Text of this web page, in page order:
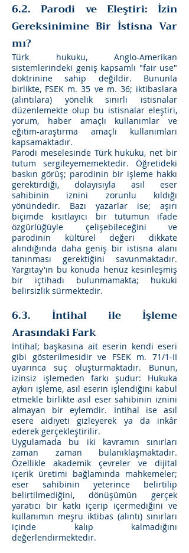
6.2. Parodi ve Eleştiri: İzin
Gereksinimine Bir İstisna Var
mı?
Türk hukuku, Anglo-Amerikan
sistemlerindeki geniş kapsamlı "fair use"
doktrinine sahip değildir. Bununla
birlikte, FSEK m. 35 ve m. 36; iktibaslara
(alıntılara) yönelik sınırlı istisnalar
düzenlemekte olup bu istisnalar eleştiri,
yorum, haber amaçlı kullanımlar ve
eğitim-araştırma amaçlı kullanımları
kapsamaktadır.
Parodi meselesinde Türk hukuku, net bir
tutum sergileyememektedir. Öğretideki
baskın görüş; parodinin bir işleme hakkı
gerektirdiği, dolayısıyla asıl eser
sahibinin iznini zorunlu kıldığı
yönündedir. Bazı yazarlar ise; aşırı
biçimde kısıtlayıcı bir tutumun ifade
özgürlüğüyle çelişebileceğini ve
parodinin kültürel değeri dikkate
alındığında daha geniş bir istisna alanı
tanınması gerektiğini savunmaktadır.
Yargıtay'ın bu konuda henüz kesinleşmiş
bir içtihadı bulunmamakta; hukuki
belirsizlik sürmektedir.
6.3. İntihal ile İşleme
Arasındaki Fark
İntihal; başkasına ait eserin kendi eseri
gibi gösterilmesidir ve FSEK m. 71/1-II
uyarınca suç oluşturmaktadır. Bunun,
izinsiz işlemeden farkı şudur: Hukuka
aykırı işleme, asıl eserin işlendiğini kabul
etmekle birlikte asıl eser sahibinin iznini
almayan bir eylemdir. İntihal ise asıl
esere aidiyeti gizleyerek ya da inkâr
ederek gerçekleştirilir.
Uygulamada bu iki kavramın sınırları
zaman zaman bulanıklaşmaktadır.
Özellikle akademik çevreler ve dijital
içerik üretimi bağlamında mahkemeler;
eser sahibinin yeterince belirtilip
belirtilmediğini, dönüşümün gerçek
yaratıcı bir katkı içerip içermediğini ve
kullanımın meşru iktibas (alıntı) sınırları
içinde kalıp kalmadığını
değerlendirmektedir.